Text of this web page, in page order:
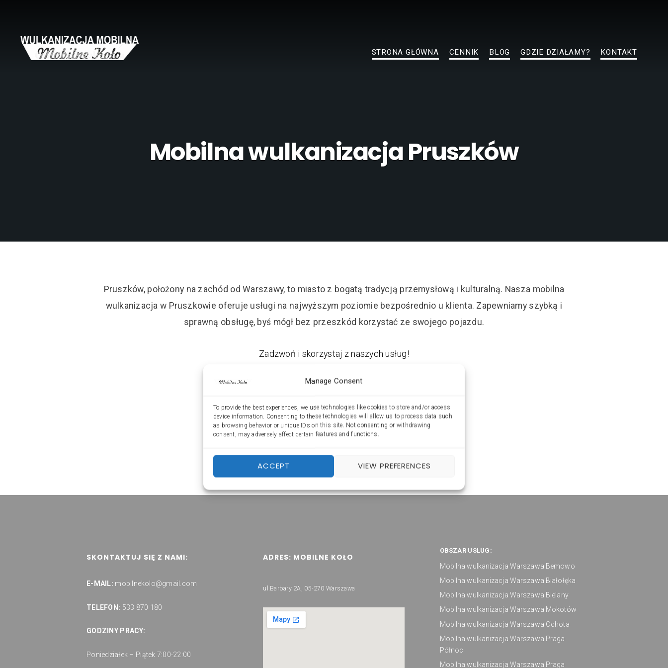
Manage Consent
To provide the best experiences, we use technologies like cookies to store and/or access
device information. Consenting to these technologies will allow us to process data such
as browsing behavior or unique IDs on this site. Not consenting or withdrawing
consent, may adversely affect certain features and functions.
ACCEPT VIEW PREFERENCES
STRONA GŁÓWNA CENNIK BLOG GDZIE DZIAŁAMY? KONTAKT
Mobilna wulkanizacja Pruszków
Pruszków, położony na zachód od Warszawy, to miasto z bogatą tradycją przemysłową i kulturalną. Nasza mobilna
wulkanizacja w Pruszkowie oferuje usługi na najwyższym poziomie bezpośrednio u klienta. Zapewniamy szybką i
sprawną obsługę, byś mógł bez przeszkód korzystać ze swojego pojazdu.
Zadzwoń i skorzystaj z naszych usług!
533-870-180
SKONTAKTUJ SIĘ Z NAMI:
E-MAIL: mobilnekolo@gmail.com
TELEFON: 533 870 180
GODZINY PRACY:
Poniedziałek – Piątek 7:00-22:00
ADRES: MOBILNE KOŁO
ul.Barbary 2A, 05-270 Warszawa
OBSZAR USŁUG:
Mobilna wulkanizacja Warszawa Bemowo
Mobilna wulkanizacja Warszawa Białołęka
Mobilna wulkanizacja Warszawa Bielany
Mobilna wulkanizacja Warszawa Mokotów
Mobilna wulkanizacja Warszawa Ochota
Mobilna wulkanizacja Warszawa Praga
Północ
Mobilna wulkanizacja Warszawa Praga